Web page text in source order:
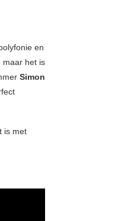
en
maar het is
Simon
is met